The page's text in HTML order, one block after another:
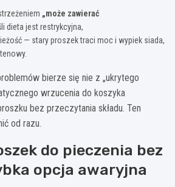
„może zawierać
dieta jest restrykcyjna,
— stary proszek traci moc i wypiek siada,
bierze się nie z „ukrytego
wrzucenia do koszyka
bez przeczytania składu. Ten
od razu.
do pieczenia bez
opcja awaryjna